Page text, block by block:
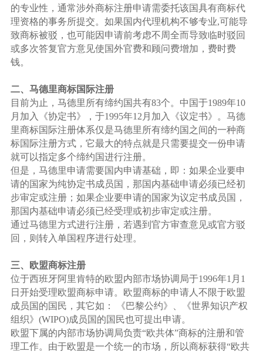
的专业性，通常涉外商标注册申请需委托该国具有商标代
理资格的事务所提交。如果国内代理机构不够专业,可能导
致商标被驳，也可能因申请前考虑不周全而导致临时驳回
或多次答复官方意见使国外官费和顾问费增加，费时费
钱。
二、马德里商标国际注册
目前为止，马德里所有缔约国共有83个。中国于1989年10
月加入《协定书》，于1995年12月加入《议定书》。马德
里商标国际注册体系仅是马德里所有缔约国之间的一种商
标国际注册方式，它最大的特点就是只需要提交一份申请
就可以指定多个缔约国进行注册。
但是，马德里申请需要国内申请基础，即：如果企业要申
请的国家为纯协定书成员国，那国内基础申请必须已经初
步审定或注册；如果企业要申请的国家为议定书成员国，
那国内基础申请必须已经受理或初步审定或注册。
通过马德里方式进行注册，若遇到官方审查意见或官方驳
回，则转入单国程序进行处理。
三、欧盟商标注册
位于西班牙阿里肯特的欧盟内部市场协调局于1996年1月1
日开始受理欧盟商标申请。欧盟商标的申请人不限于欧盟
成员国的国民，其它如： 《巴黎公约》、《世界知识产权
组织》(WIPO)成员国的国民也可提出申请。
欧盟下属的内部市场协调局负责“欧共体”商标的注册和管
理工作。由于欧盟是一个统一的市场，所以商标获得“欧共